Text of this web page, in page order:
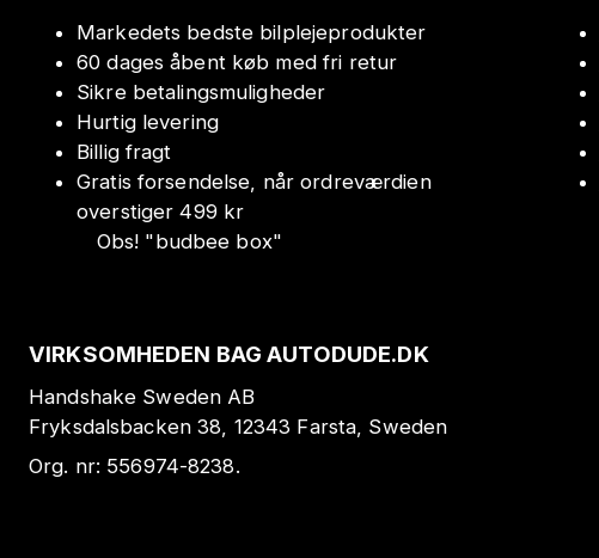
Markedets bedste bilplejeprodukter
60 dages åbent køb med fri retur
Sikre betalingsmuligheder
Hurtig levering
Billig fragt
Gratis forsendelse, når ordreværdien
overstiger 499 kr
Obs! "budbee box"
VIRKSOMHEDEN BAG AUTODUDE.DK
Handshake Sweden AB
Fryksdalsbacken 38, 12343 Farsta, Sweden
Org. nr: 556974-8238.